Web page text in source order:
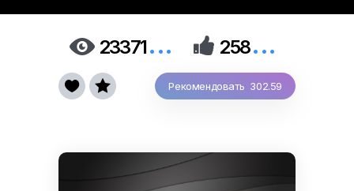
 23371...  258...
Рекомендовать 302.59
 